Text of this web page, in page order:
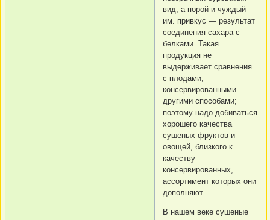
вид, а порой и чуждый
им. привкус — результат
соединения сахара с
белками. Такая
продукция не
выдерживает сравнения
с плодами,
консервированными
другими способами;
поэтому надо добиваться
хорошего качества
сушеных фруктов и
овощей, близкого к
качеству
консервированных,
ассортимент которых они
дополняют.
В нашем веке сушеные